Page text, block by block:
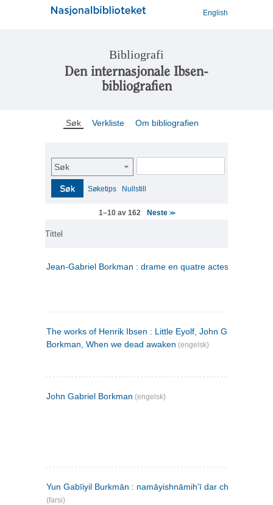
English
Bibliografi
Den internasjonale Ibsen-
bibliografien
Søk Verkliste Om bibliografien
Søk
Søk Søketips Nullstill
1–10 av 162 Neste >>
Tittel
Jean-Gabriel Borkman : drame en quatre actes
The works of Henrik Ibsen : Little Eyolf, John Gabriel
Borkman, When we dead awaken (engelsk)
John Gabriel Borkman (engelsk)
Yun Gabīiyil Burkmān : namāyishnāmihʹī dar chahār pardih
(farsi)